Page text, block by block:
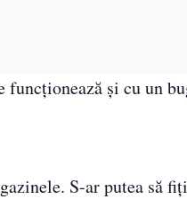
funcționează și cu un
S-ar putea să